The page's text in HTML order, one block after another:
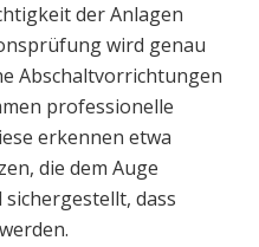
der Anlagen
wird genau
Abschaltvorrichtungen
professionelle
erkennen etwa
die dem Auge
dass